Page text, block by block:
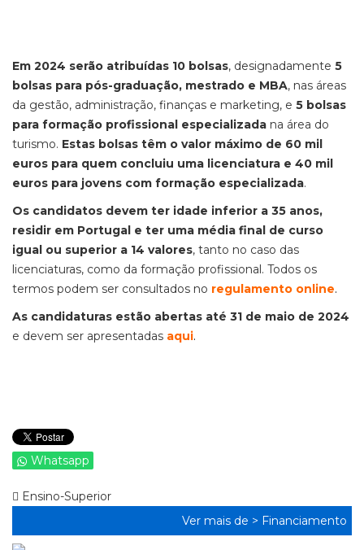
Em 2024 serão atribuídas 10 bolsas, designadamente 5
bolsas para pós-graduação, mestrado e MBA, nas áreas
da gestão, administração, finanças e marketing, e 5 bolsas
para formação profissional especializada na área do
turismo. Estas bolsas têm o valor máximo de 60 mil
euros para quem concluiu uma licenciatura e 40 mil
euros para jovens com formação especializada.
Os candidatos devem ter idade inferior a 35 anos,
residir em Portugal e ter uma média final de curso
igual ou superior a 14 valores, tanto no caso das
licenciaturas, como da formação profissional. Todos os
termos podem ser consultados no regulamento online.
As candidaturas estão abertas até 31 de maio de 2024
e devem ser apresentadas aqui.
Whatsapp
Ensino-Superior
Ver mais de > Financiamento